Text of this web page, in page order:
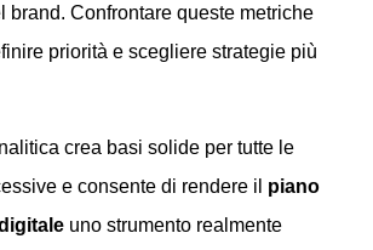
brand. Confrontare queste metriche
priorità e scegliere strategie più
crea basi solide per tutte le
e consente di rendere il piano
uno strumento realmente